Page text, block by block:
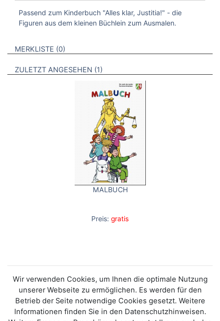
Passend zum Kinderbuch "Alles klar, Justitia!" - die
Figuren aus dem kleinen Büchlein zum Ausmalen.
VERWEISE AUF VERMERKTE- ODER ZULETZT ANGESEHENE
MERKLISTE 0 BROSCHÜREN
ZULETZT ANGESEHEN 1 BROSCHÜREN
MALBUCH
Preis: gratis
Wir verwenden Cookies, um Ihnen die optimale Nutzung
unserer Webseite zu ermöglichen. Es werden für den
Betrieb der Seite notwendige Cookies gesetzt. Weitere
Informationen finden Sie in den Datenschutzhinweisen.